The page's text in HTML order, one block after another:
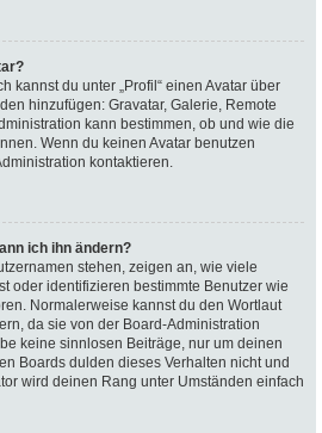
kannst du unter „Profil“ einen Avatar über
hinzufügen: Gravatar, Galerie, Remote
kann bestimmen, ob und wie die
Wenn du keinen Avatar benutzen
kontaktieren.
ich ihn ändern?
stehen, zeigen an, wie viele
oder identifizieren bestimmte Benutzer wie
Normalerweise kannst du den Wortlaut
da sie von der Board-Administration
keine sinnlosen Beiträge, nur um deinen
Boards dulden dieses Verhalten nicht und
wird deinen Rang unter Umständen einfach